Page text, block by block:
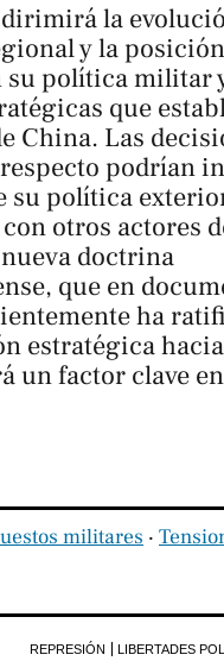
dirimirá la
y la
su política militar
que
China. Las
podrían
su política
otros actores
doctrina
que en
ha
estratégica
un factor clave
militares ‧
REPRESIÓN LIBERTADES